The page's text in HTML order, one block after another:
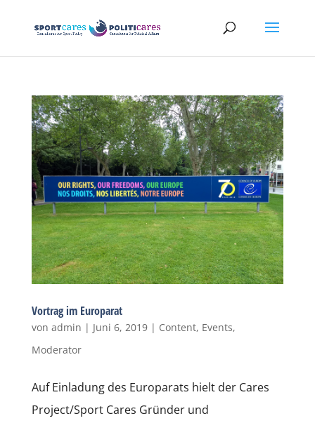
Vortrag im Europarat
von admin | Juni 6, 2019| Content, Events,
Moderator
Auf Einladung des Europarats hielt der Cares
Project/Sport Cares Gründer und